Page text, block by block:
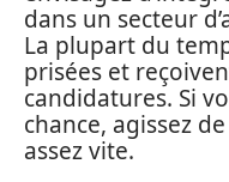
dans un secteur
La plupart du
prisées et
candidatures. Si
chance, agissez
assez vite.